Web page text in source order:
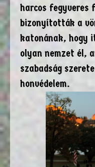
harcos fegyveres
bizonyították a
katonának, hogy
olyan nemzet él,
szabadság
honvédelem.